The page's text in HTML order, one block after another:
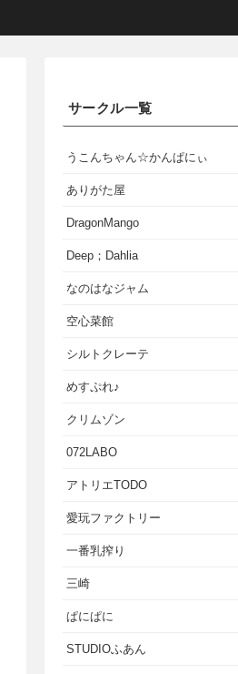
サークル一覧
うこんちゃん☆かんぱにぃ
ありがた屋
DragonMango
Deep；Dahlia
なのはなジャム
空心菜館
シルトクレーテ
めすぷれ♪
クリムゾン
072LABO
アトリエTODO
愛玩ファクトリー
一番乳搾り
三崎
ぱにぱに
STUDIOふあん